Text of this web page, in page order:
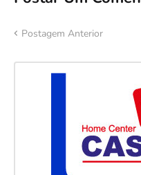
Postagem Anterior